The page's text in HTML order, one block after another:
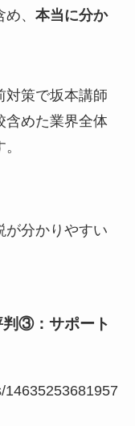
、 本当に分か
対策で坂本講師
含めた業界全体
が分かりやすい
③：サポート
14635253681957